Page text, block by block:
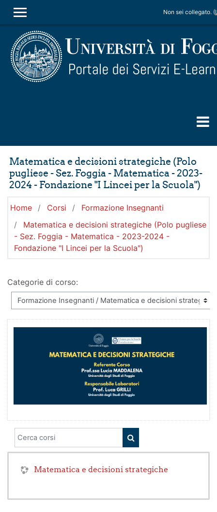
PANNELLO LATERALE
Non sei collegato. (
Matematica e decisioni strategiche (Polo
pugliese - Sez. Foggia - Matematica - 2023-
2024 - Fondazione "I Lincei per la Scuola")
Home Corsi
Formazione Insegnanti
Matematica e decisioni strategiche (Polo pugliese
- Sez. Foggia - Matematica - 2023-2024 -
Fondazione "I Lincei per la Scuola")
Categorie di corso:
Cerca corsi
CERCA CORSI
Matematica e decisioni strategiche